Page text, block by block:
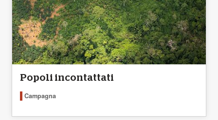
Popoli incontattati
Campagna